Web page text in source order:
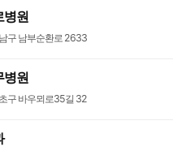
병원
구 남부순환로 2633
병원
구 바우뫼로35길 32